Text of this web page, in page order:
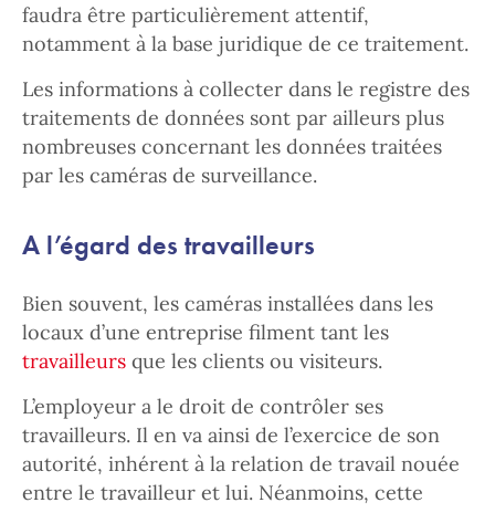
faudra être particulièrement attentif,
notamment à la base juridique de ce traitement.
Les informations à collecter dans le registre des
traitements de données sont par ailleurs plus
nombreuses concernant les données traitées
par les caméras de surveillance.
A l’égard des travailleurs
Bien souvent, les caméras installées dans les
locaux d’une entreprise filment tant les
travailleurs que les clients ou visiteurs.
L’employeur a le droit de contrôler ses
travailleurs. Il en va ainsi de l’exercice de son
autorité, inhérent à la relation de travail nouée
entre le travailleur et lui. Néanmoins, cette